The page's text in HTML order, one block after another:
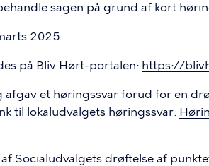
sagen på grund af kort
2025.
på Bliv Hørt-portalen: https://
afgav et høringssvar forud for en
til lokaludvalgets høringssvar:
Socialudvalgets drøftelse af